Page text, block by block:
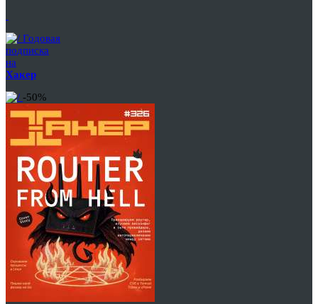
Годовая
подписка
на
Хакер
-50%